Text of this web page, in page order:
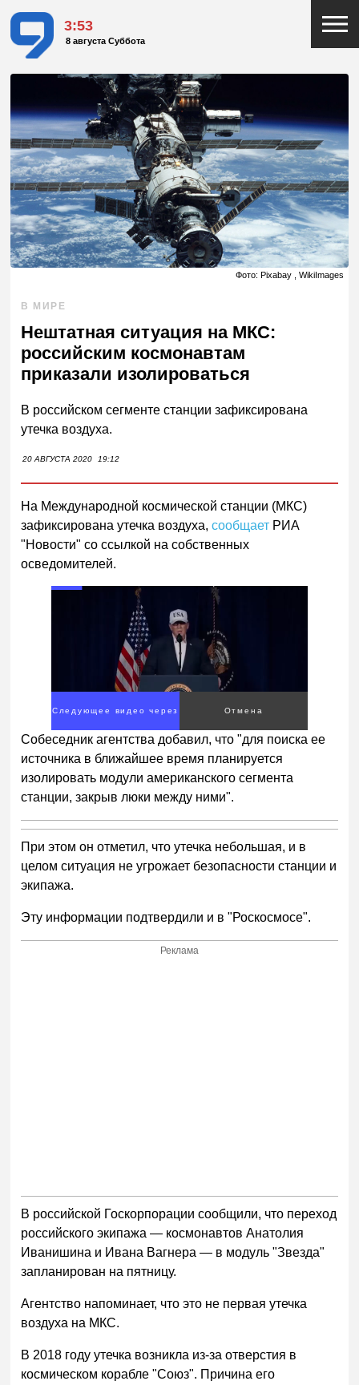
3:53
8 августа Суббота
Фото: Pixabay , WikiImages
В МИРЕ
Нештатная ситуация на МКС:
российским космонавтам
приказали изолироваться
В российском сегменте станции зафиксирована
утечка воздуха.
20 АВГУСТА 2020 19:12
На Международной космической станции (МКС)
зафиксирована утечка воздуха,сообщает РИА
"Новости" со ссылкой на собственных
осведомителей.
Следующее видео через
4
Отмена
Собеседник агентства добавил, что "для поиска ее
источника в ближайшее время планируется
изолировать модули американского сегмента
станции, закрыв люки между ними".
При этом он отметил, что утечка небольшая, и в
целом ситуация не угрожает безопасности станции и
экипажа.
Эту информации подтвердили и в "Роскосмосе".
Реклама
В российской Госкорпорации сообщили, что переход
российского экипажа — космонавтов Анатолия
Иванишина и Ивана Вагнера — в модуль "Звезда"
запланирован на пятницу.
Агентство напоминает, что это не первая утечка
воздуха на МКС.
В 2018 году утечка возникла из-за отверстия в
космическом корабле "Союз". Причина его